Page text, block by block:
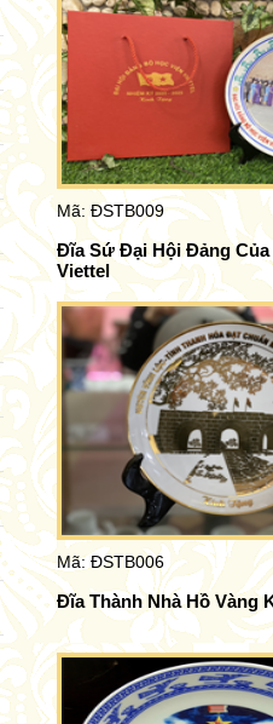
Mã: ĐSTB009
Đĩa Sứ Đại Hội Đảng Của
Viettel
Mã: ĐSTB006
Đĩa Thành Nhà Hồ Vàng